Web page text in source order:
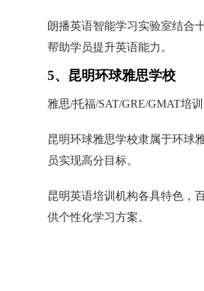
朗播英语智能学习实验室结合
帮助学员提升英语能力。
5、昆明环球雅思学校
雅思/托福/SAT/GRE/GMAT培训
昆明环球雅思学校隶属于环球
员实现高分目标。
昆明英语培训机构各具特色，
供个性化学习方案。